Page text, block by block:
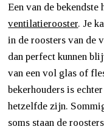
Een van de
ventilatierooster. Je
in de roosters van de
dan perfect kunnen
van een vol glas of
bekerhouders is
hetzelfde zijn.
soms staan de